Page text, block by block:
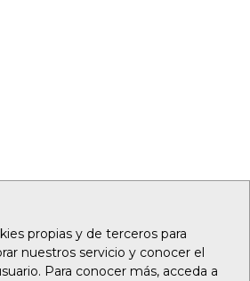
propias y de terceros para
nuestros servicio y conocer el
Para conocer más, acceda a